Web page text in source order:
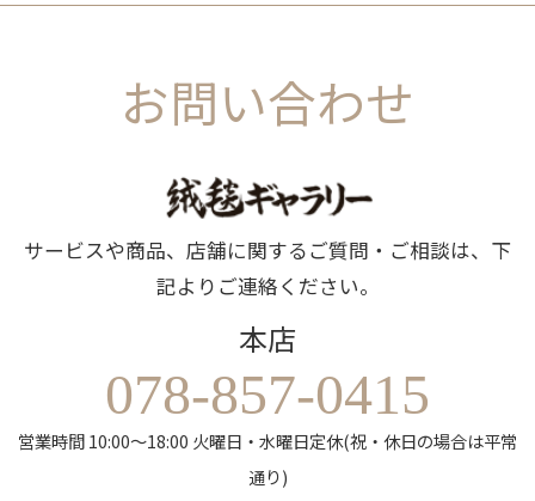
お問い合わせ
サービスや商品、店舗に関するご質問・ご相談は、下
記よりご連絡ください。
本店
078-857-0415
営業時間 10:00～18:00 火曜日・水曜日定休(祝・休日の場合は平常
通り)